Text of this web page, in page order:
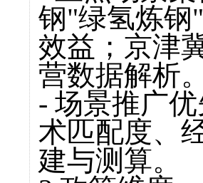
钢"绿氢炼钢
效益；京津
营数据解析
- 场景推广
术匹配度、
建与测算。